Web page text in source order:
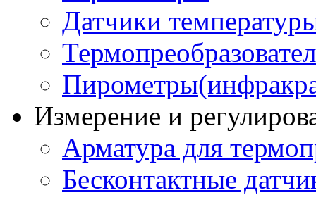
Датчики
Измерение и
Арматура для
Бесконтактные